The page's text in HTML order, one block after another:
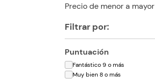
Precio de menor a mayor
Filtrar por:
Puntuación
Fantástico 9 o más
Muy bien 8 o más